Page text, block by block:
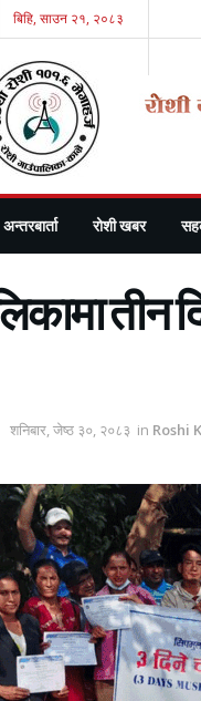
बिहि, साउन २१, २०८३
अन्तरबार्ता रोशी खबर
शनिबार, जेष्ठ ३०, २०८३ in Roshi